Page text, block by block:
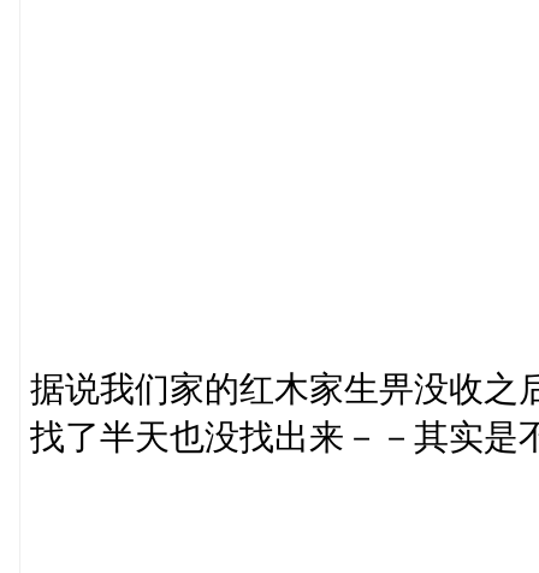
据说我们家的红木家生畀没收之
找了半天也没找出来－－其实是